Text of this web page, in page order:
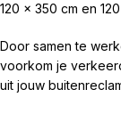
120 x 350 cm en
Door samen te
voorkom je
uit jouw